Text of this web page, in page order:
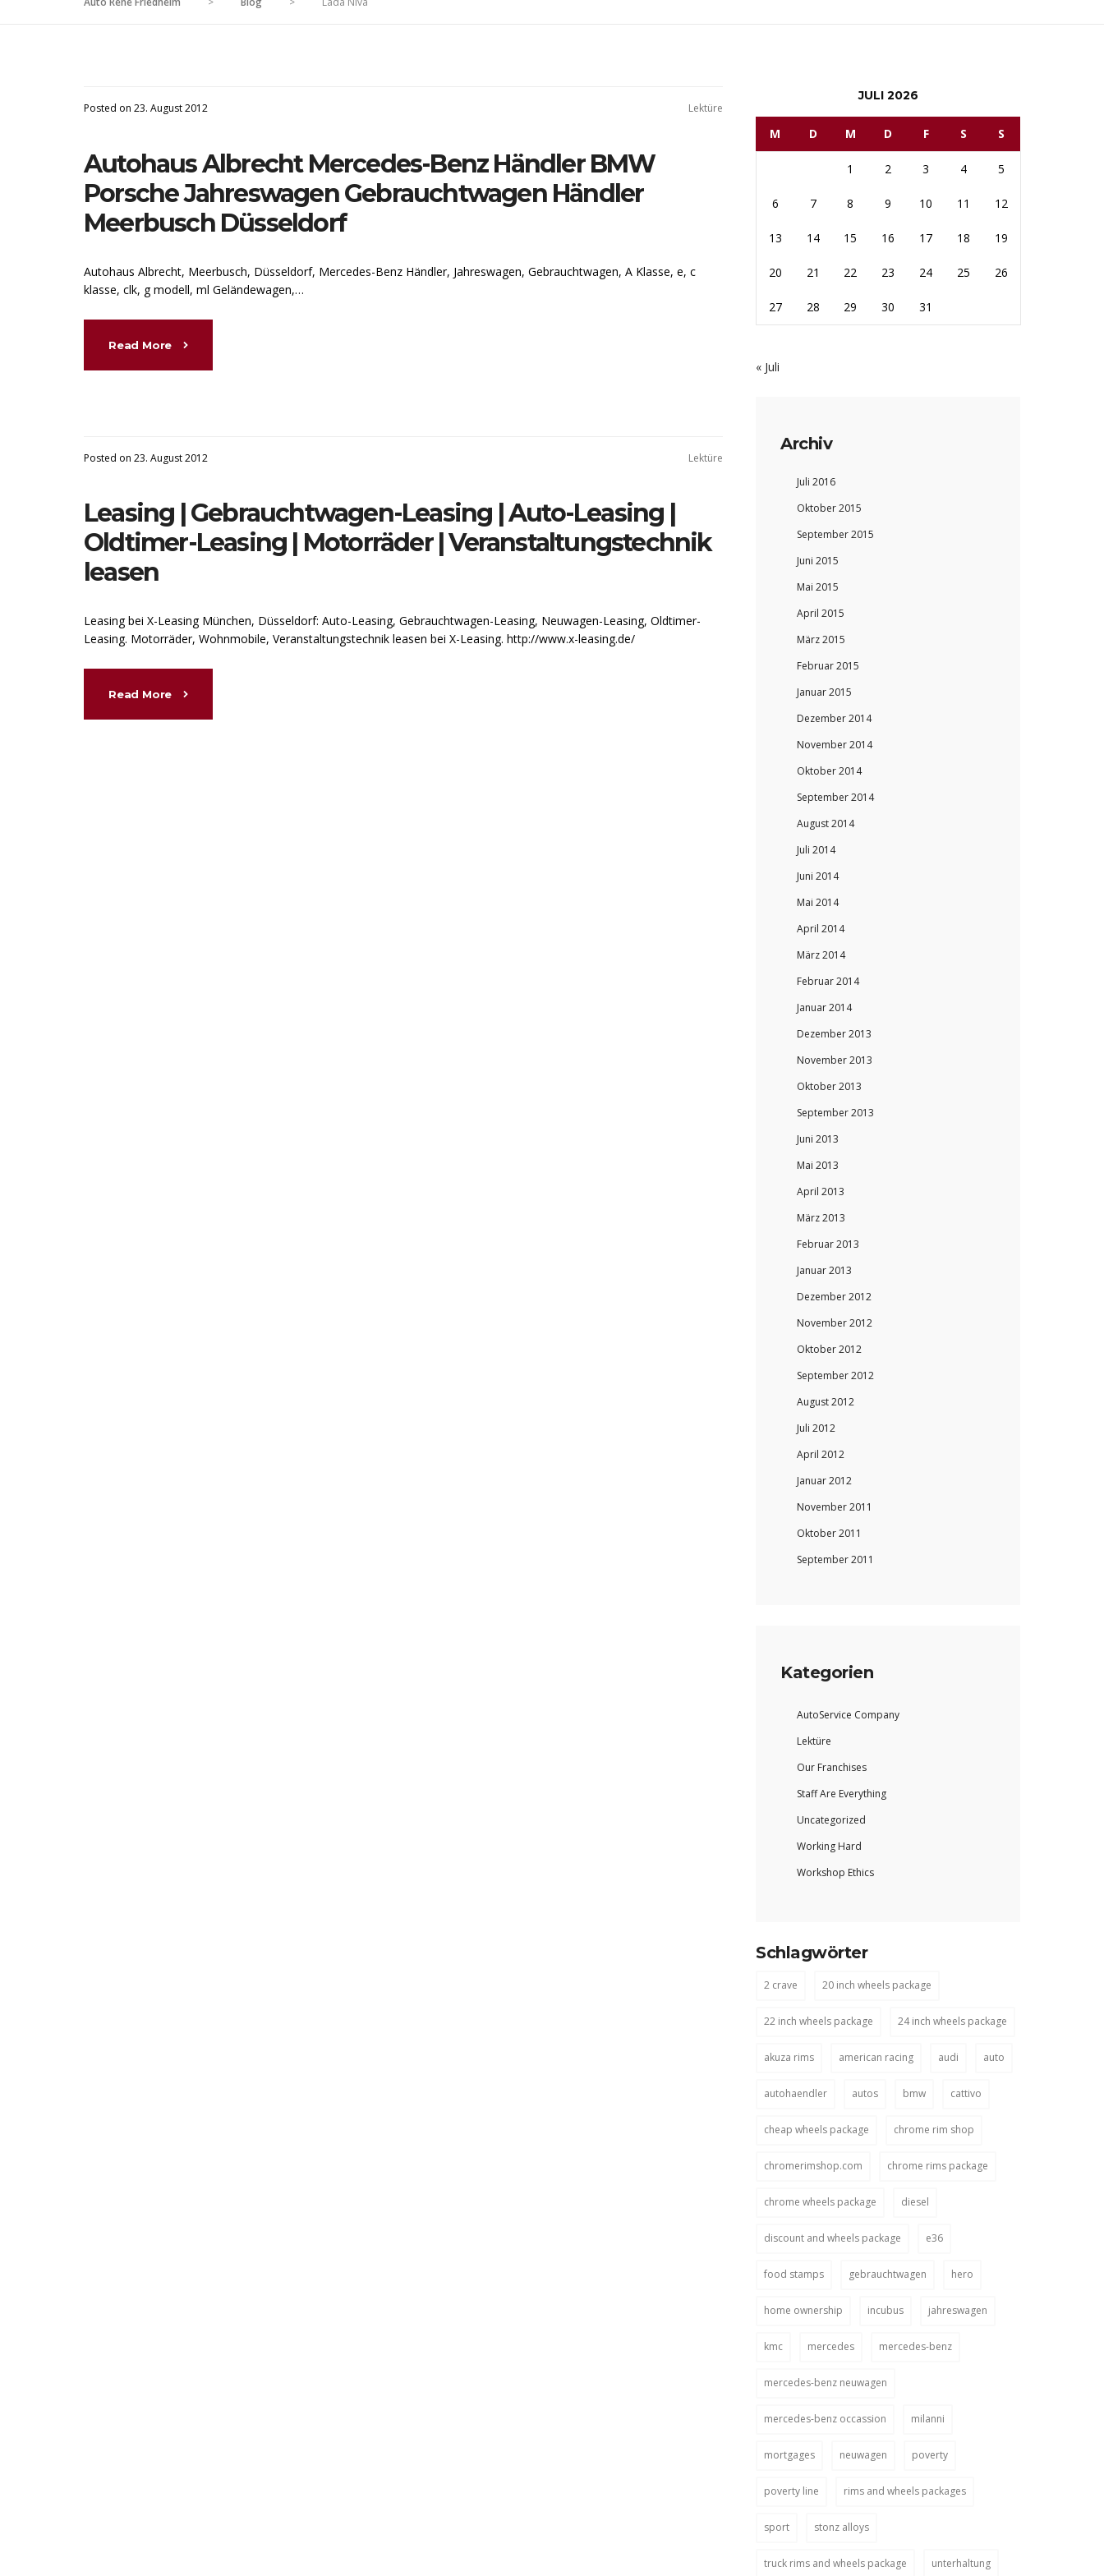
Posted on 23. August 2012 Lektüre
Autohaus Albrecht Mercedes-Benz Händler BMW
Porsche Jahreswagen Gebrauchtwagen Händler
Meerbusch Düsseldorf
Autohaus Albrecht, Meerbusch, Düsseldorf, Mercedes-Benz Händler, Jahreswagen, Gebrauchtwagen, A Klasse, e, c
klasse, clk, g modell, ml Geländewagen,…
Read More
Posted on 23. August 2012 Lektüre
Leasing | Gebrauchtwagen-Leasing | Auto-Leasing |
Oldtimer-Leasing | Motorräder | Veranstaltungstechnik
leasen
Leasing bei X-Leasing München, Düsseldorf: Auto-Leasing, Gebrauchtwagen-Leasing, Neuwagen-Leasing, Oldtimer-
Leasing. Motorräder, Wohnmobile, Veranstaltungstechnik leasen bei X-Leasing. http://www.x-leasing.de/
Read More
JULI 2026
M D M D F S S
1 2 3 4 5
6 7 8 9 10 11 12
13 14 15 16 17 18 19
20 21 22 23 24 25 26
27 28 29 30 31
« Juli
Archiv
Juli 2016
Oktober 2015
September 2015
Juni 2015
Mai 2015
April 2015
März 2015
Februar 2015
Januar 2015
Dezember 2014
November 2014
Oktober 2014
September 2014
August 2014
Juli 2014
Juni 2014
Mai 2014
April 2014
März 2014
Februar 2014
Januar 2014
Dezember 2013
November 2013
Oktober 2013
September 2013
Juni 2013
Mai 2013
April 2013
März 2013
Februar 2013
Januar 2013
Dezember 2012
November 2012
Oktober 2012
September 2012
August 2012
Juli 2012
April 2012
Januar 2012
November 2011
Oktober 2011
September 2011
Kategorien
AutoService Company
Lektüre
Our Franchises
Staff Are Everything
Uncategorized
Working Hard
Workshop Ethics
Schlagwörter
2 crave 20 inch wheels package
22 inch wheels package 24 inch wheels package
akuza rims american racing audi auto
autohaendler autos bmw cattivo
cheap wheels package chrome rim shop
chromerimshop.com chrome rims package
chrome wheels package diesel
discount and wheels package e36
food stamps gebrauchtwagen hero
home ownership incubus jahreswagen
kmc mercedes mercedes-benz
mercedes-benz neuwagen
mercedes-benz occassion milanni
mortgages neuwagen poverty
poverty line rims and wheels packages
sport stonz alloys
truck rims and wheels package unterhaltung